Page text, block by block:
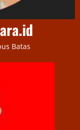
Batas